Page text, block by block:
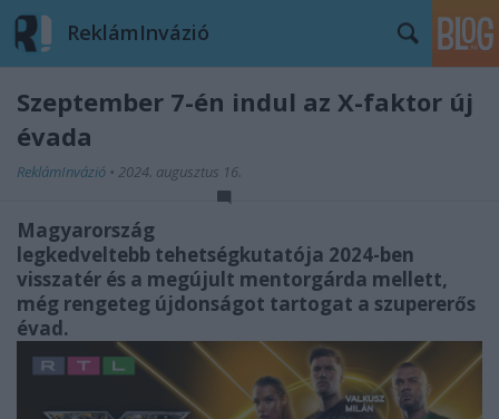
ReklámInvázió
Szeptember 7-én indul az X-faktor új
évada
ReklámInvázió • 2024. augusztus 16.
Magyarország
legkedveltebb tehetségkutatója 2024-ben
visszatér és a megújult mentorgárda mellett,
még rengeteg újdonságot tartogat a szupererős
évad.